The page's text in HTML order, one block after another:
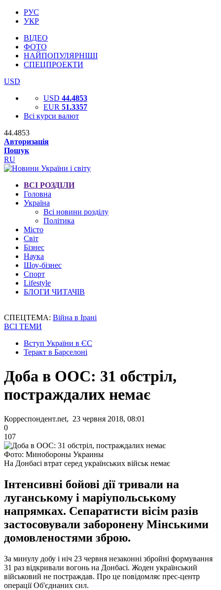
РУС
УКР
ВІДЕО
ФОТО
НАЙПОПУЛЯРНІШІ
СПЕЦПРОЕКТИ
USD
USD 44.4853
EUR 51.3357
Всі курси валют
44.4853
Авторизація
Пошук
RU
ВСІ РОЗДІЛИ
Головна
Україна
Всі новини розділу
Політика
Місто
Світ
Бізнес
Наука
Шоу-бізнес
Спорт
Lifestyle
БЛОГИ ЧИТАЧІВ
СПЕЦТЕМА: Війна в Ірані
ВСІ ТЕМИ
Вступ України в ЄС
Теракт в Барселоні
Доба в ООС: 31 обстріл,
постраждалих немає
Корреспондент.net, 23 червня 2018, 08:01
0
107
Фото: Минобороны Украины
На Донбасі втрат серед українських військ немає
Інтенсивні бойові дії тривали на
луганському і маріупольському
напрямках. Сепаратисти вісім разів
застосовували заборонену Мінськими
домовленостями зброю.
За минулу добу і ніч 23 червня незаконні збройні формування
31 раз відкривали вогонь на Донбасі. Жоден український
військовий не постраждав. Про це повідомляє прес-центр
операції Об'єднаних сил.